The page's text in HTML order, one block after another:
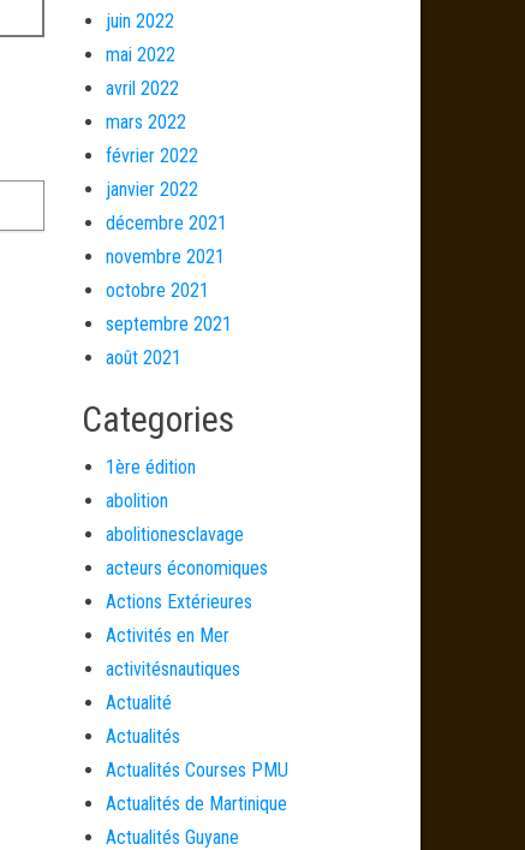
juin 2022
mai 2022
avril 2022
mars 2022
février 2022
janvier 2022
décembre 2021
novembre 2021
octobre 2021
septembre 2021
août 2021
Categories
1ère édition
abolition
abolitionesclavage
acteurs économiques
Actions Extérieures
Activités en Mer
activitésnautiques
Actualité
Actualités
Actualités Courses PMU
Actualités de Martinique
Actualités Guyane